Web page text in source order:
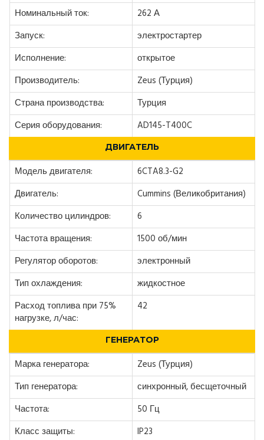
Номинальный ток:
262 А
Запуск:
электростартер
Исполнение:
открытое
Производитель:
Zeus (Турция)
Страна производства:
Турция
Серия оборудования:
AD145-T400C
ДВИГАТЕЛЬ
Модель двигателя:
6CTA8.3-G2
Двигатель:
Cummins (Великобритания)
Количество цилиндров:
6
Частота вращения:
1500 об/мин
Регулятор оборотов:
электронный
Тип охлаждения:
жидкостное
Расход топлива при 75%
нагрузке, л/час:
42
ГЕНЕРАТОР
Марка генератора:
Zeus (Турция)
Тип генератора:
синхронный, бесщеточный
Частота:
50 Гц
Класс защиты:
IP23